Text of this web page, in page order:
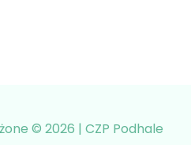
© 2026 | CZP Podhale